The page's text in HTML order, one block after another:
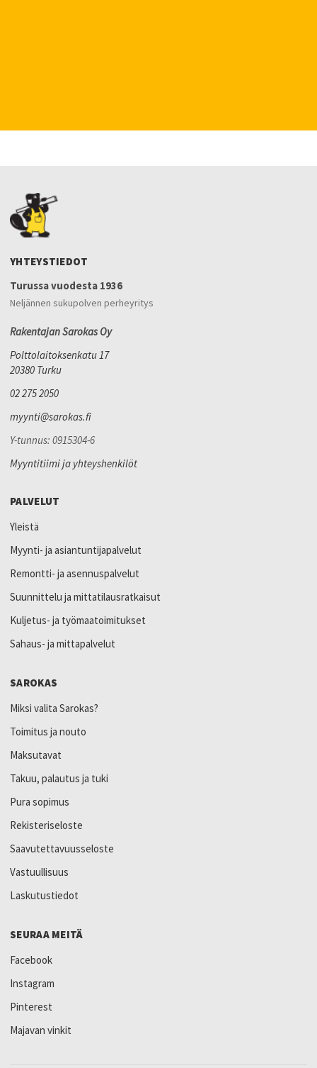
YHTEYSTIEDOT
Turussa vuodesta 1936
Neljännen sukupolven perheyritys
Rakentajan Sarokas Oy
Polttolaitoksenkatu 17
20380 Turku
02 275 2050
myynti@sarokas.fi
Y-tunnus: 0915304-6
Myyntitiimi ja yhteyshenkilöt
PALVELUT
Yleistä
Myynti- ja asiantuntijapalvelut
Remontti- ja asennuspalvelut
Suunnittelu ja mittatilausratkaisut
Kuljetus- ja työmaatoimitukset
Sahaus- ja mittapalvelut
SAROKAS
Miksi valita Sarokas?
Toimitus ja nouto
Maksutavat
Takuu, palautus ja tuki
Pura sopimus
Rekisteriseloste
Saavutettavuusseloste
Vastuullisuus
Laskutustiedot
SEURAA MEITÄ
Facebook
Instagram
Pinterest
Majavan vinkit